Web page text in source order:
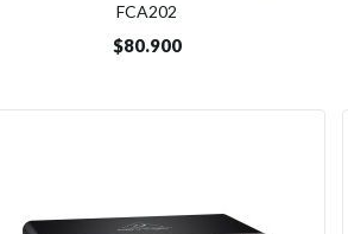
FCA202
$80.900